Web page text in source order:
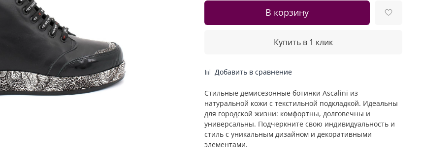
В корзину
Купить в 1 клик
Добавить в сравнение
Стильные демисезонные ботинки Ascalini из
натуральной кожи с текстильной подкладкой. Идеальны
для городской жизни: комфортны, долговечны и
универсальны. Подчеркните свою индивидуальность и
стиль с уникальным дизайном и декоративными
элементами.